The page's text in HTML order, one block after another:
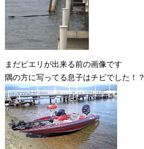
まだピエリが出来る前の画像です
隅の方に写ってる息子はチビでした！？